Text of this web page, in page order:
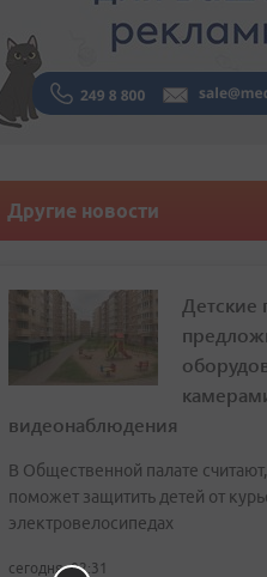
Другие новости
Детские
видеонаблюдения
В Общественной палате считают,
поможет защитить детей от
электровелосипедах
сегодня, 02:31